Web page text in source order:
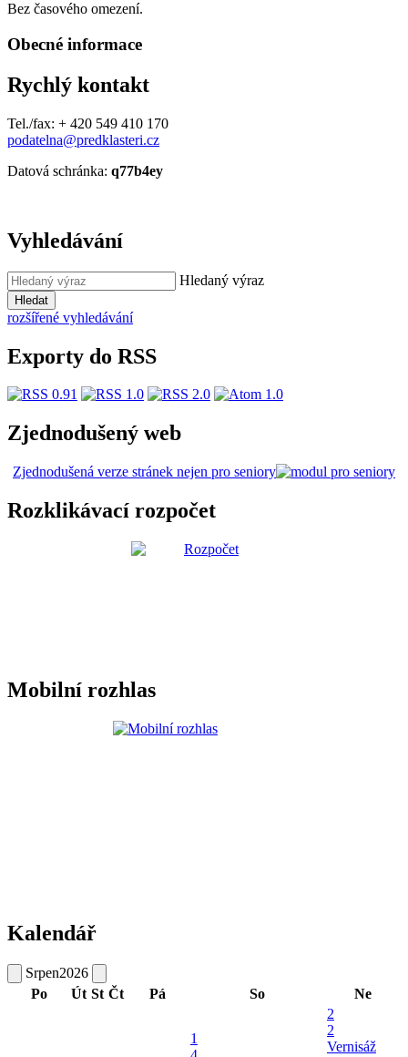
Bez časového omezení.
Obecné informace
Rychlý kontakt
Tel./fax: + 420 549 410 170
podatelna@predklasteri.cz
Datová schránka: q77b4ey
Vyhledávání
Hledaný výraz
Hledat
rozšířené vyhledávání
Exporty do RSS
Zjednodušený web
Zjednodušená verze stránek nejen pro seniory
Rozklikávací rozpočet
Mobilní rozhlas
Kalendář
Srpen2026
Po
Út St Čt Pá So Ne
1
2
2
Vernisáž